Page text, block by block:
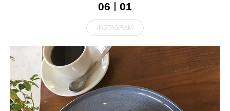
06 01
INSTAGRAM